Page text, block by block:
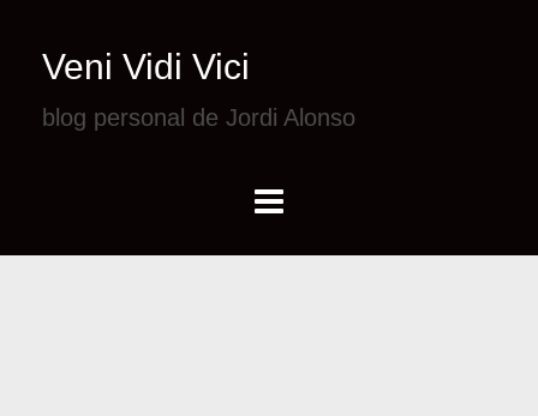
Veni Vidi Vici
blog personal de Jordi Alonso